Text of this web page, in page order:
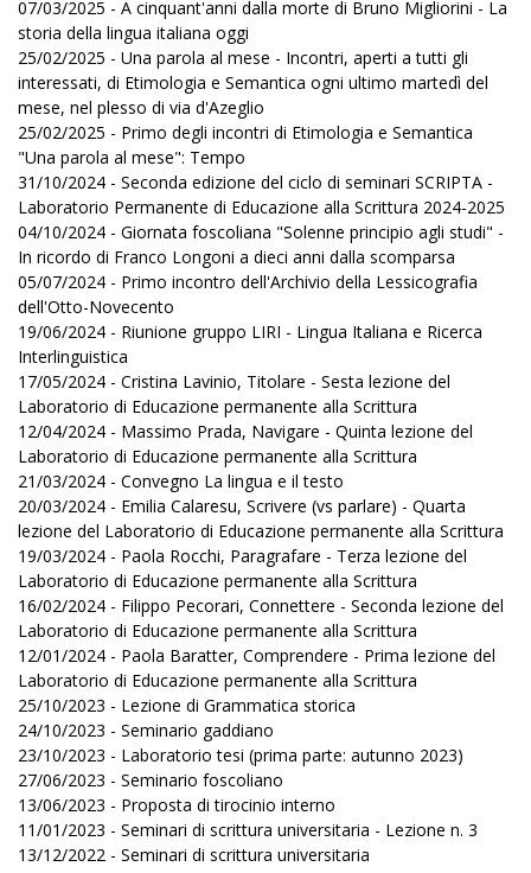
07/03/2025 - A cinquant'anni dalla morte di Bruno Migliorini - La
storia della lingua italiana oggi
25/02/2025 - Una parola al mese - Incontri, aperti a tutti gli
interessati, di Etimologia e Semantica ogni ultimo martedì del
mese, nel plesso di via d'Azeglio
25/02/2025 - Primo degli incontri di Etimologia e Semantica
"Una parola al mese": Tempo
31/10/2024 - Seconda edizione del ciclo di seminari SCRIPTA -
Laboratorio Permanente di Educazione alla Scrittura 2024-2025
04/10/2024 - Giornata foscoliana "Solenne principio agli studi" -
In ricordo di Franco Longoni a dieci anni dalla scomparsa
05/07/2024 - Primo incontro dell'Archivio della Lessicografia
dell'Otto-Novecento
19/06/2024 - Riunione gruppo LIRI - Lingua Italiana e Ricerca
Interlinguistica
17/05/2024 - Cristina Lavinio, Titolare - Sesta lezione del
Laboratorio di Educazione permanente alla Scrittura
12/04/2024 - Massimo Prada, Navigare - Quinta lezione del
Laboratorio di Educazione permanente alla Scrittura
21/03/2024 - Convegno La lingua e il testo
20/03/2024 - Emilia Calaresu, Scrivere (vs parlare) - Quarta
lezione del Laboratorio di Educazione permanente alla Scrittura
19/03/2024 - Paola Rocchi, Paragrafare - Terza lezione del
Laboratorio di Educazione permanente alla Scrittura
16/02/2024 - Filippo Pecorari, Connettere - Seconda lezione del
Laboratorio di Educazione permanente alla Scrittura
12/01/2024 - Paola Baratter, Comprendere - Prima lezione del
Laboratorio di Educazione permanente alla Scrittura
25/10/2023 - Lezione di Grammatica storica
24/10/2023 - Seminario gaddiano
23/10/2023 - Laboratorio tesi (prima parte: autunno 2023)
27/06/2023 - Seminario foscoliano
13/06/2023 - Proposta di tirocinio interno
11/01/2023 - Seminari di scrittura universitaria - Lezione n. 3
13/12/2022 - Seminari di scrittura universitaria